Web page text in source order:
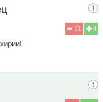
4
21